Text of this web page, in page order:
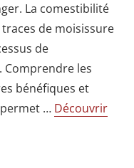
La comestibilité
de moisissure
de
les
bénéfiques et
… Découvrir